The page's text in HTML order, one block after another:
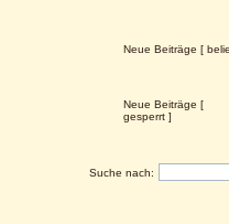
Neue Beiträge [
Neue Beiträge [
gesperrt ]
Suche nach: